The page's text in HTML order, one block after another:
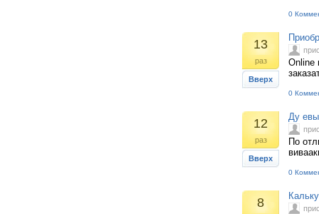
0
13
раз
Вверх
Online
0
12
раз
Вверх
Ду
По
0
8